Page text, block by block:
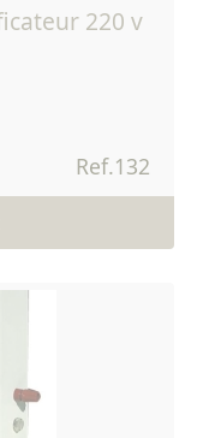
Ref.132